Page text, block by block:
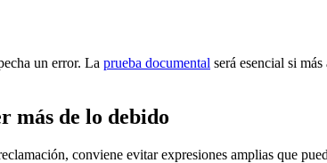
un error. La prueba documental será esencial si
más de lo debido
conviene evitar expresiones amplias que